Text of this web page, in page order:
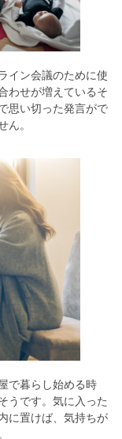
イン会議のために使
わせが増えているそ
思い切った発言がで
ん。
で暮らし始める時
うです。気に入った
に置けば、気持ちが